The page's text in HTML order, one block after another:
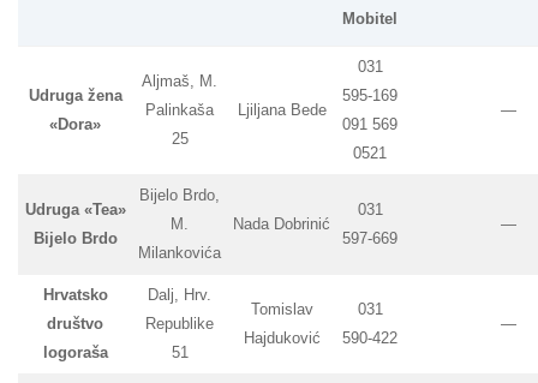
Mobitel
Udruga žena
«Dora»
Aljmaš, M.
Palinkaša
25
Ljiljana Bede
031
595-169
091 569
0521
—
Udruga «Tea»
Bijelo Brdo
Bijelo Brdo,
M.
Milankovića
Nada Dobrinić
031
597-669
—
Hrvatsko
društvo
logoraša
Dalj, Hrv.
Republike
51
Tomislav
Hajduković
031
590-422
—